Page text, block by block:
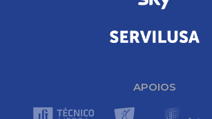
APOIOS